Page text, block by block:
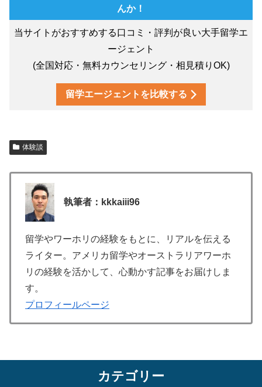
んか！
当サイトがおすすめする口コミ・評判が良い大手留学エ
ージェント
(全国対応・無料カウンセリング・相見積りOK)
留学エージェントを比較する
体験談
執筆者：kkkaiii96
留学やワーホリの経験をもとに、リアルを伝える
ライター。アメリカ留学やオーストラリアワーホ
リの経験を活かして、心動かす記事をお届けしま
す。
プロフィールページ
カテゴリー